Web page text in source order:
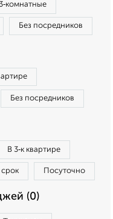
Без посредников
Без посредников
В 3‑к квартире
Посуточно
(0)